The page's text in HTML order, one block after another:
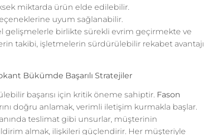
miktarda ürün elde edilebilir.
uyum sağlanabilir.
gelişmelerle birlikte sürekli evrim geçirmekte ve
takibi, işletmelerin sürdürülebilir rekabet avantajı
Bükümde Başarılı Stratejiler
başarısı için kritik öneme sahiptir. Fason
doğru anlamak, verimli iletişim kurmakla başlar.
teslimat gibi unsurlar, müşterinin
almak, ilişkileri güçlendirir. Her müşteriyle